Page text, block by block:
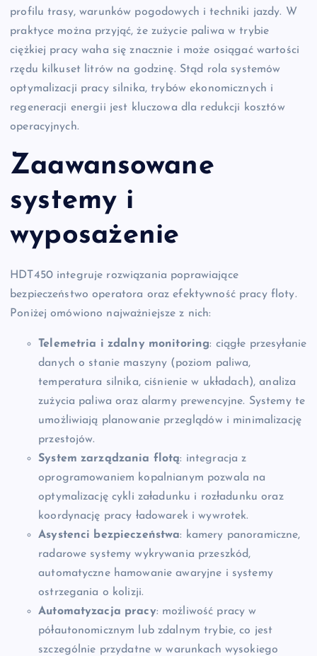
profilu trasy, warunków pogodowych i techniki jazdy. W
praktyce można przyjąć, że zużycie paliwa w trybie
ciężkiej pracy waha się znacznie i może osiągać wartości
rzędu kilkuset litrów na godzinę. Stąd rola systemów
optymalizacji pracy silnika, trybów ekonomicznych i
regeneracji energii jest kluczowa dla redukcji kosztów
operacyjnych.
Zaawansowane
systemy i
wyposażenie
HDT450 integruje rozwiązania poprawiające
bezpieczeństwo operatora oraz efektywność pracy floty.
Poniżej omówiono najważniejsze z nich:
Telemetria i zdalny monitoring: ciągłe przesyłanie
danych o stanie maszyny (poziom paliwa,
temperatura silnika, ciśnienie w układach), analiza
zużycia paliwa oraz alarmy prewencyjne. Systemy te
umożliwiają planowanie przeglądów i minimalizację
przestojów.
System zarządzania flotą: integracja z
oprogramowaniem kopalnianym pozwala na
optymalizację cykli załadunku i rozładunku oraz
koordynację pracy ładowarek i wywrotek.
Asystenci bezpieczeństwa: kamery panoramiczne,
radarowe systemy wykrywania przeszkód,
automatyczne hamowanie awaryjne i systemy
ostrzegania o kolizji.
Automatyzacja pracy: możliwość pracy w
półautonomicznym lub zdalnym trybie, co jest
szczególnie przydatne w warunkach wysokiego